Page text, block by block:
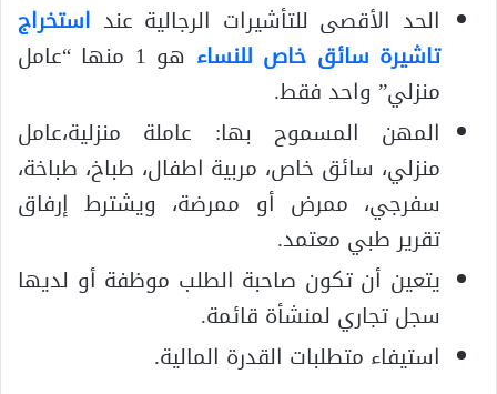
الحد الأقصى للتأشيرات الرجالية عند استخراج
تاشيرة سائق خاص للنساء
هو 1 منها “عامل
منزلي” واحد فقط.
المهن المسموح بها: عاملة منزلية،عامل
منزلي، سائق خاص، مربية اطفال، طباخ، طباخة،
سفرجي، ممرض أو ممرضة، ويشترط إرفاق
تقرير طبي معتمد.
يتعين أن تكون صاحبة الطلب موظفة أو لديها
سجل تجاري لمنشأة قائمة.
استيفاء متطلبات القدرة المالية.